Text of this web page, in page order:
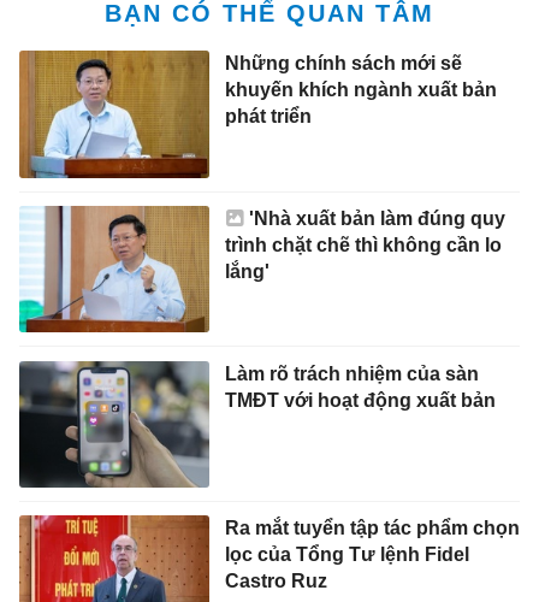
BẠN CÓ THỂ QUAN TÂM
Những chính sách mới sẽ
khuyến khích ngành xuất bản
phát triển
'Nhà xuất bản làm đúng quy
trình chặt chẽ thì không cần lo
lắng'
Làm rõ trách nhiệm của sàn
TMĐT với hoạt động xuất bản
Ra mắt tuyển tập tác phẩm chọn
lọc của Tổng Tư lệnh Fidel
Castro Ruz